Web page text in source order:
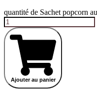
quantité de Sachet popcorn
Ajouter au panier